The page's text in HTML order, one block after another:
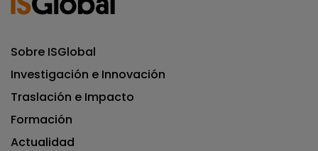
Sobre ISGlobal
Investigación e Innovación
Traslación e Impacto
Formación
Actualidad